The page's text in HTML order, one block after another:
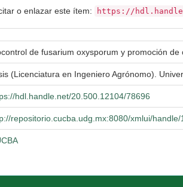
o enlazar este ítem: https://
de fusarium oxysporum y promoción
(Licenciatura en Ingeniero Agrónomo).
hdl.handle.net/20.500.12104/78696
repositorio.cucba.udg.mx:8080/xmlui/